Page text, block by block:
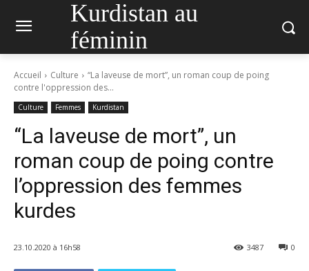
Kurdistan au
féminin
Accueil Culture
“La laveuse de mort”, un roman coup de poing
contre l'oppression des...
Culture Femmes Kurdistan
“La laveuse de mort”, un
roman coup de poing contre
l’oppression des femmes
kurdes
23.10.2020 à 16h58 0
3487